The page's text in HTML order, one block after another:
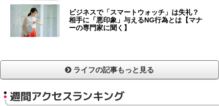
ビジネスで「スマートウォッチ」は失礼？
相手に「悪印象」与えるNG行為とは【マナ
ーの専門家に聞く】
ライフの記事もっと見る
週間アクセスランキング